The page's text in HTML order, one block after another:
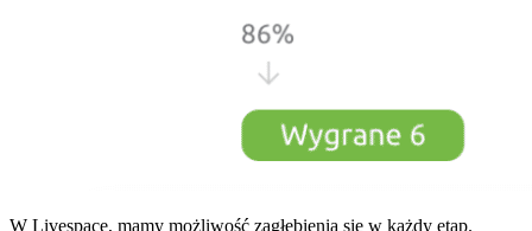
W Livespace, mamy możliwość zagłębienia się w każdy etap.